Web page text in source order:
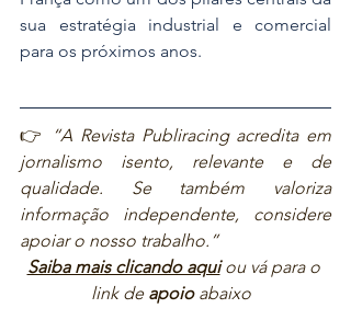
sua estratégia industrial e comercial
para os próximos anos.
👉
“A Revista Publiracing acredita em
jornalismo isento, relevante e de
qualidade. Se também valoriza
informação independente, considere
apoiar o nosso trabalho.”
Saiba mais clicando aqui ou vá para o
link de apoio abaixo